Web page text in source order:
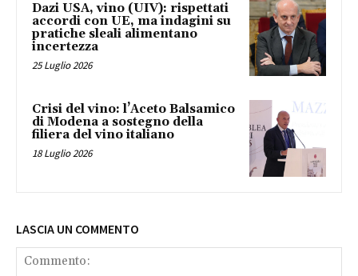
Dazi USA, vino (UIV): rispettati
accordi con UE, ma indagini su
pratiche sleali alimentano
incertezza
25 Luglio 2026
Crisi del vino: l’Aceto Balsamico
di Modena a sostegno della
filiera del vino italiano
18 Luglio 2026
LASCIA UN COMMENTO